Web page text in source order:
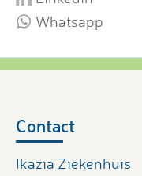
Whatsapp
Contact
Ikazia Ziekenhuis